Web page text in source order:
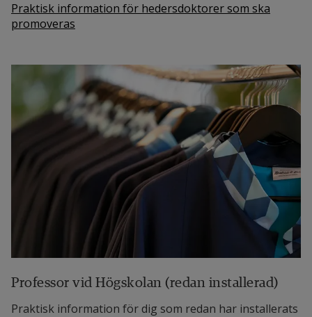
Praktisk information för hedersdoktorer som ska
promoveras
Professor vid Högskolan (redan installerad)
Praktisk information för dig som redan har installerats